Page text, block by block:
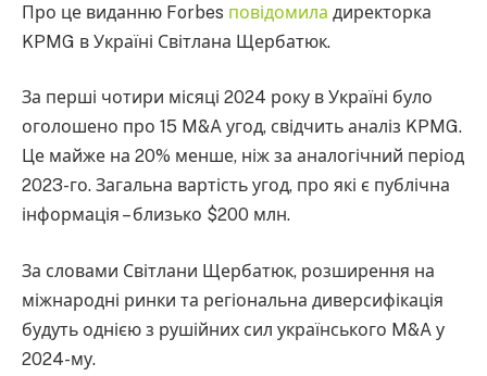
Про це виданню Forbes повідомила директорка
KPMG в Україні Світлана Щербатюк.
За перші чотири місяці 2024 року в Україні було
оголошено про 15 M&A угод, свідчить аналіз KPMG.
Це майже на 20% менше, ніж за аналогічний період
2023-го. Загальна вартість угод, про які є публічна
інформація – близько $200 млн.
За словами Світлани Щербатюк, розширення на
міжнародні ринки та регіональна диверсифікація
будуть однією з рушійних сил українського M&A у
2024-му.